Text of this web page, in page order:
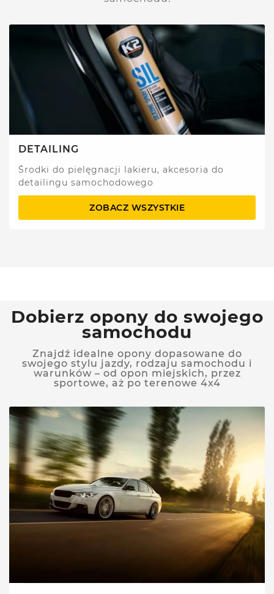
DETAILING
Środki do pielęgnacji lakieru, akcesoria do
detailingu samochodowego
ZOBACZ WSZYSTKIE
Dobierz opony do swojego
samochodu
Znajdź idealne opony dopasowane do
swojego stylu jazdy, rodzaju samochodu i
warunków – od opon miejskich, przez
sportowe, aż po terenowe 4x4